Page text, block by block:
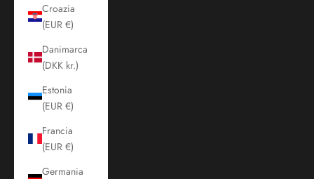
Croazia
(EUR €)
Danimarca
(DKK kr.)
Estonia
(EUR €)
Francia
(EUR €)
Germania